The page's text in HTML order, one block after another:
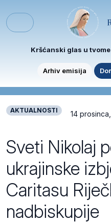
Menu
Kršćanski glas u
Arhiv emisija
AKTUALNOSTI 14
Sveti Nikolaj
ukrajinske
Caritasu
nadbiskupije